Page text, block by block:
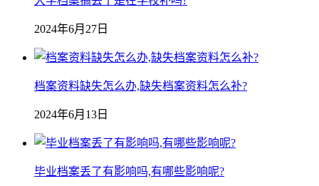
2024年6月27日
档案资料缺失怎么办,缺失档案资料怎么补?
2024年6月13日
毕业档案丢了有影响吗,有哪些影响呢?